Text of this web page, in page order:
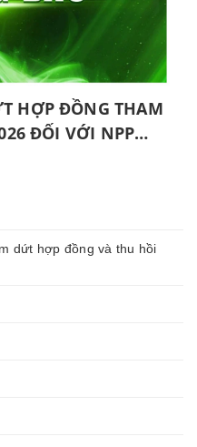
HỢP ĐỒNG THAM
ĐỐI VỚI NPP
NĂNG ĐỘNG
BẢN TRONG 30
dứt hợp đồng và thu hồi